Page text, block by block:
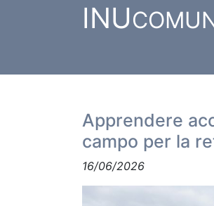
INU
Apprendere
campo per la
16/06/2026